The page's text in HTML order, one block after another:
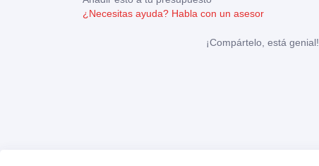
¿Necesitas ayuda? Habla con un asesor
¡Compártelo, está genial!